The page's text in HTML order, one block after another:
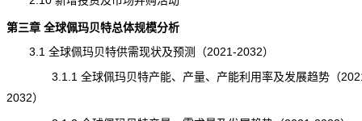
第三章 全球佩玛贝特总体规模分析
3.1 全球佩玛贝特供需现状及预测（2021-2032）
3.1.1 全球佩玛贝特产能、 产量、产能利用率及发展趋势（
2032）